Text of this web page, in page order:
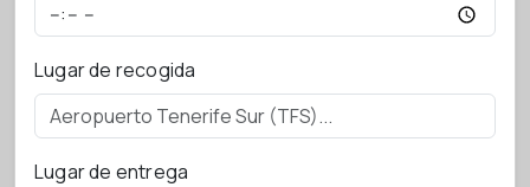
Lugar de recogida
Lugar de entrega